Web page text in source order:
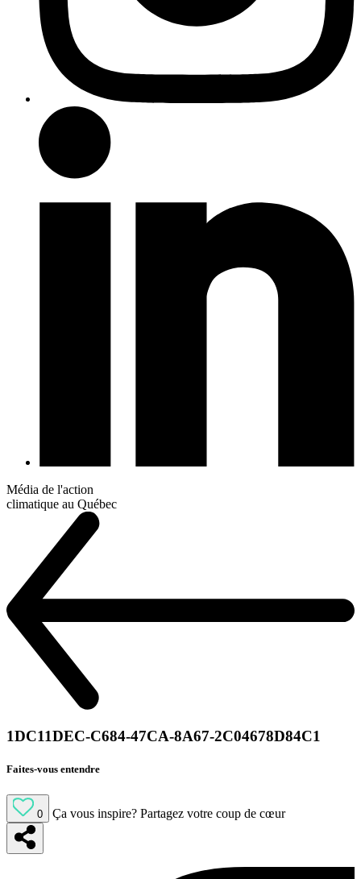
Média de l'action
climatique au Québec
1DC11DEC-C684-47CA-8A67-2C04678D84C1
Faites-vous entendre
0 Ça vous inspire? Partagez votre coup de cœur